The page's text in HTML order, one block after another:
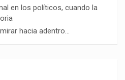
en los políticos, cuando la
hacia adentro…